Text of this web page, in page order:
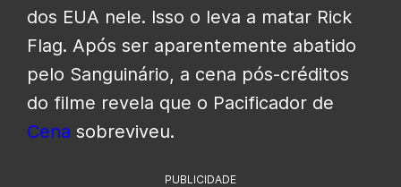
dos EUA nele. Isso o leva a matar Rick
Flag. Após ser aparentemente abatido
pelo Sanguinário, a cena pós-créditos
do filme revela que o Pacificador de
Cena sobreviveu.
PUBLICIDADE